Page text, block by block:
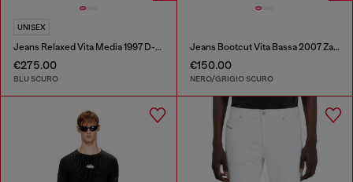
UNISEX
Jeans Relaxed Vita Media 1997 D-Enim-M
€275.00
BLU SCURO
Jeans Bootcut Vita Bassa 2007 Zatiny
€150.00
NERO/GRIGIO SCURO